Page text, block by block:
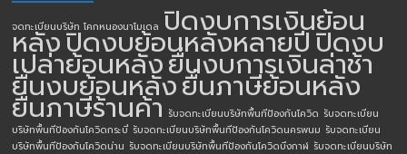
จดทะเบียนบริษัท โคกหนองนาโมเดล ปิดงบการเงินย้อน
หลังปิดงบย้อนหลังหลายปีปิดงบ
เปล่าย้อนหลังยื่นงบการเงินล่าช้า
ยื่นงบย้อนหลังยื่นภาษีย้อนหลัง
ยื่นภาษีร้านค้า รับจดทะเบียนบริษัทพื้นทีป้องกันโควิด รับจดทะเบียน
บริษัทพื้นทีป้องกันโควิดกระบี่ รับจดทะเบียนบริษัทพื้นทีป้องกันโควิดนครพนม รับจดทะเบียน
บริษัทพื้นทีป้องกันโควิดน่าน รับจดทะเบียนบริษัทพื้นทีป้องกันโควิดบึงกาฬ รับจดทะเบียนบริษัท